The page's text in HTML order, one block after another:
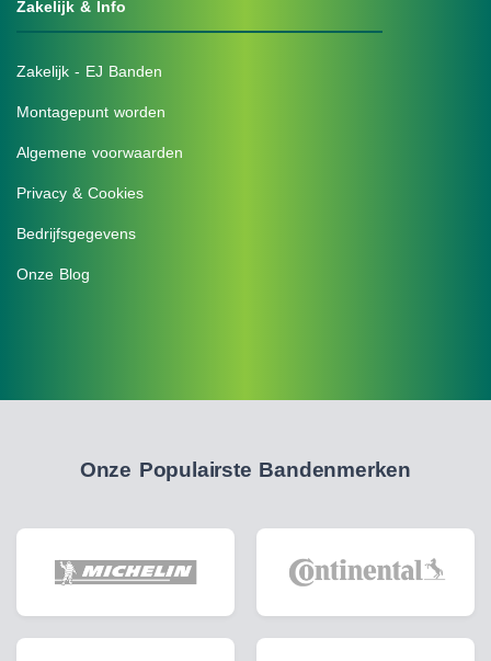
Zakelijk & Info
Zakelijk - EJ Banden
Montagepunt worden
Algemene voorwaarden
Privacy & Cookies
Bedrijfsgegevens
Onze Blog
Onze Populairste Bandenmerken